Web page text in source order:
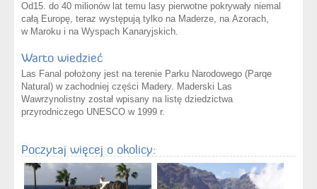
Od15. do 40 milionów lat temu lasy pierwotne pokrywały niemal
całą Europę, teraz występują tylko na Maderze, na Azorach,
w Maroku i na Wyspach Kanaryjskich.
Warto wiedzieć
Las Fanal położony jest na terenie Parku Narodowego (Parqe
Natural) w zachodniej części Madery. Maderski Las
Wawrzynolistny został wpisany na listę dziedzictwa
przyrodniczego UNESCO w 1999 r.
Poczytaj więcej o okolicy: